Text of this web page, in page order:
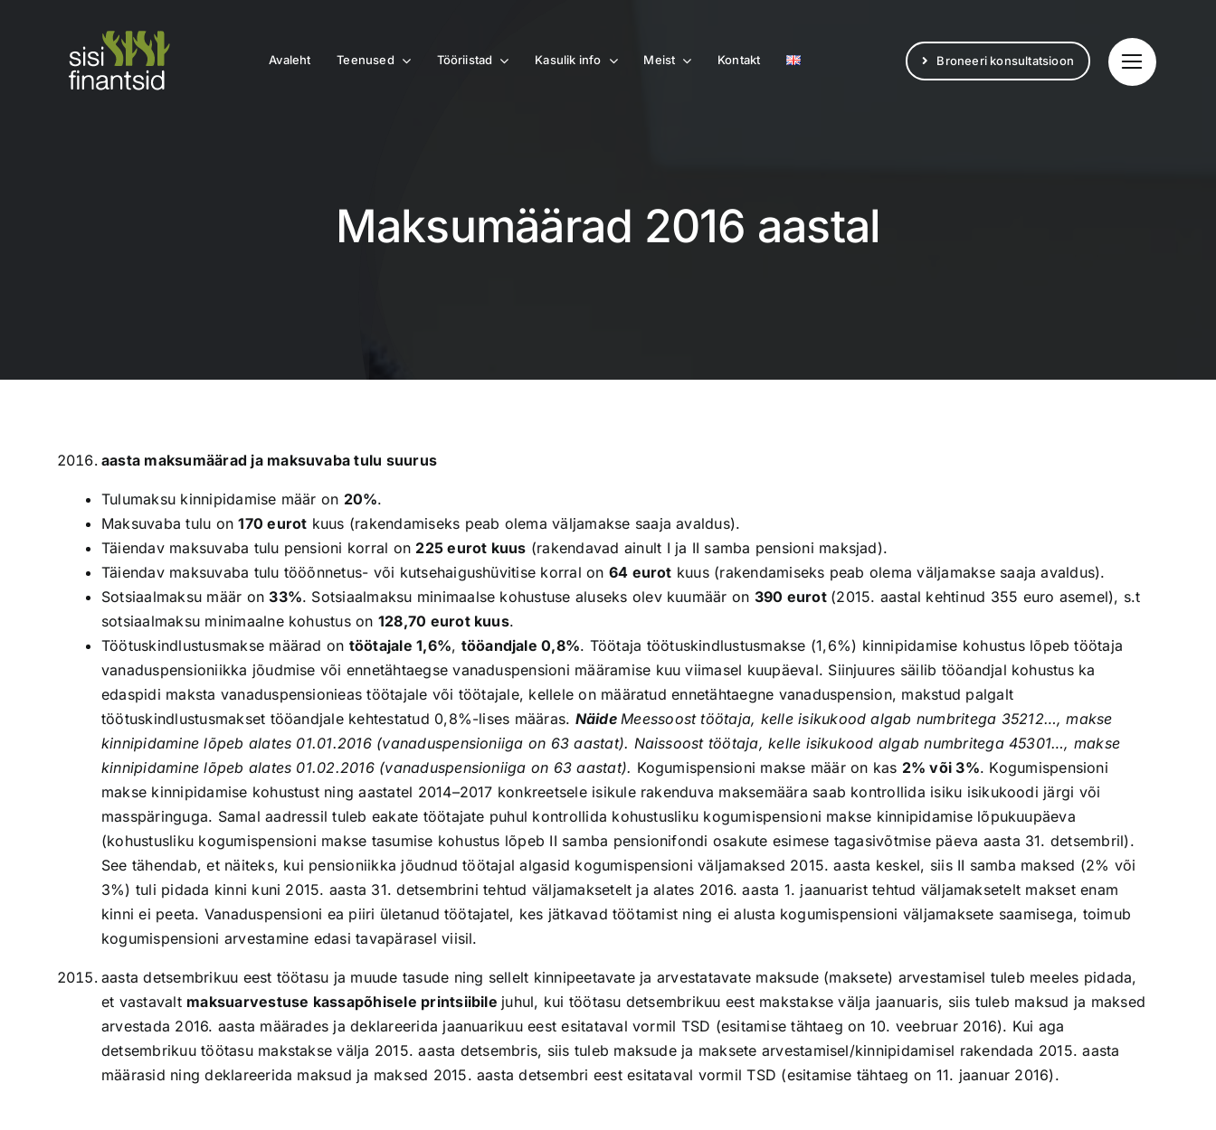
Avaleht Teenused Tööriistad Kasulik info Meist Kontakt Broneeri konsultatsioon
Maksumäärad 2016 aastal
aasta maksumäärad ja maksuvaba tulu suurus
Tulumaksu kinnipidamise määr on 20%.
Maksuvaba tulu on170 eurot kuus (rakendamiseks peab olema väljamakse saaja avaldus).
Täiendav maksuvaba tulu pensioni korral on 225 eurot kuus (rakendavad ainult I ja II samba pensioni maksjad).
Täiendav maksuvaba tulu tööõnnetus- või kutsehaigushüvitise korral on 64 eurot kuus (rakendamiseks peab olema väljamakse saaja avaldus).
Sotsiaalmaksu määr on33%. Sotsiaalmaksu minimaalse kohustuse aluseks olev kuumäär on 390 eurot (2015. aastal kehtinud 355 euro asemel), s.t
sotsiaalmaksu minimaalne kohustus on 128,70 eurot kuus.
Töötuskindlustusmakse määrad on töötajale 1,6%, tööandjale 0,8%. Töötaja töötuskindlustusmakse (1,6%) kinnipidamise kohustus lõpeb töötaja
vanaduspensioniikka jõudmise või ennetähtaegse vanaduspensioni määramise kuu viimasel kuupäeval. Siinjuures säilib tööandjal kohustus ka
edaspidi maksta vanaduspensionieas töötajale või töötajale, kellele on määratud ennetähtaegne vanaduspension, makstud palgalt
töötuskindlustusmakset tööandjale kehtestatud 0,8%-lises määras. NäideMeessoost töötaja, kelle isikukood algab numbritega 35212…, makse
kinnipidamine lõpeb alates 01.01.2016 (vanaduspensioniiga on 63 aastat). Naissoost töötaja, kelle isikukood algab numbritega 45301…, makse
kinnipidamine lõpeb alates 01.02.2016 (vanaduspensioniiga on 63 aastat). Kogumispensioni makse määr on kas 2% või 3%. Kogumispensioni
makse kinnipidamise kohustust ning aastatel 2014–2017 konkreetsele isikule rakenduva maksemäära saab kontrollida isiku isikukoodi järgi või
masspäringuga. Samal aadressil tuleb eakate töötajate puhul kontrollida kohustusliku kogumispensioni makse kinnipidamise lõpukuupäeva
(kohustusliku kogumispensioni makse tasumise kohustus lõpeb II samba pensionifondi osakute esimese tagasivõtmise päeva aasta 31. detsembril).
See tähendab, et näiteks, kui pensioniikka jõudnud töötajal algasid kogumispensioni väljamaksed 2015. aasta keskel, siis II samba maksed (2% või
3%) tuli pidada kinni kuni 2015. aasta 31. detsembrini tehtud väljamaksetelt ja alates 2016. aasta 1. jaanuarist tehtud väljamaksetelt makset enam
kinni ei peeta. Vanaduspensioni ea piiri ületanud töötajatel, kes jätkavad töötamist ning ei alusta kogumispensioni väljamaksete saamisega, toimub
kogumispensioni arvestamine edasi tavapärasel viisil.
aasta detsembrikuu eest töötasu ja muude tasude ning sellelt kinnipeetavate ja arvestatavate maksude (maksete) arvestamisel tuleb meeles pidada,
et vastavalt maksuarvestuse kassapõhisele printsiibile juhul, kui töötasu detsembrikuu eest makstakse välja jaanuaris, siis tuleb maksud ja maksed
arvestada 2016. aasta määrades ja deklareerida jaanuarikuu eest esitataval vormil TSD (esitamise tähtaeg on 10. veebruar 2016). Kui aga
detsembrikuu töötasu makstakse välja 2015. aasta detsembris, siis tuleb maksude ja maksete arvestamisel/kinnipidamisel rakendada 2015. aasta
määrasid ning deklareerida maksud ja maksed 2015. aasta detsembri eest esitataval vormil TSD (esitamise tähtaeg on 11. jaanuar 2016).